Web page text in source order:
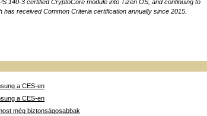
140-3 certified CryptoCore module into Tizen OS, and continuing to
received Common Criteria certification annually since 2015.
a CES-en
a CES-en
még biztonságosabbak